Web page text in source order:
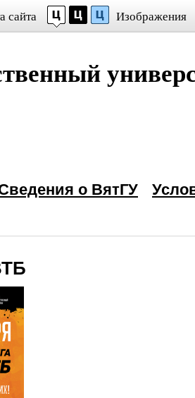
сайта Изображения
New Roman
о ВятГУ